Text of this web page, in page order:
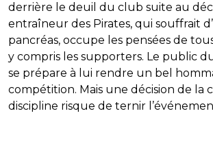
derrière le deuil du club suite au
entraîneur des Pirates, qui souffrait
pancréas, occupe les pensées de
y compris les supporters. Le public
se prépare à lui rendre un bel
compétition. Mais une décision de la
discipline risque de ternir